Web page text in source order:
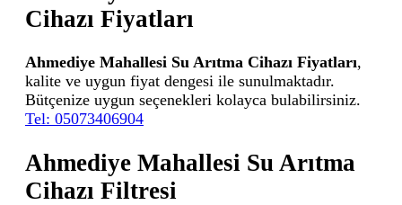
Cihazı Fiyatları
Ahmediye Mahallesi Su Arıtma Cihazı Fiyatları,
kalite ve uygun fiyat dengesi ile sunulmaktadır.
Bütçenize uygun seçenekleri kolayca bulabilirsiniz.
Tel: 05073406904
Ahmediye Mahallesi Su Arıtma
Cihazı Filtresi